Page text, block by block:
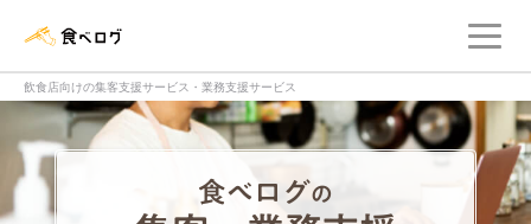
飲食店向けの集客支援サービス・業務支援サービス
食べログの集客